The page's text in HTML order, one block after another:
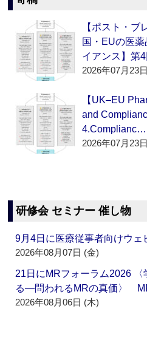
【ポスト・ブ
国・EUの医
イアンス】第
2026年07月23
【UK–EU
and
4.Complianc…
2026年07月23
研修会 セミナー 催し物
9月4日に医療従事者向けウ
2026年08月07日 (金)
21日にMRフォーラム2026 〈
る―問われるMRの真価〉
2026年08月06日 (木)